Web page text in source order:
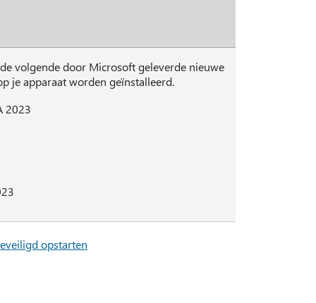
volgende door Microsoft geleverde nieuwe
je apparaat worden geïnstalleerd.
2023
opstarten